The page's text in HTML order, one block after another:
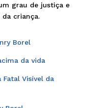
grau de justiça e
criança.
Borel
da vida
Fatal Visível da